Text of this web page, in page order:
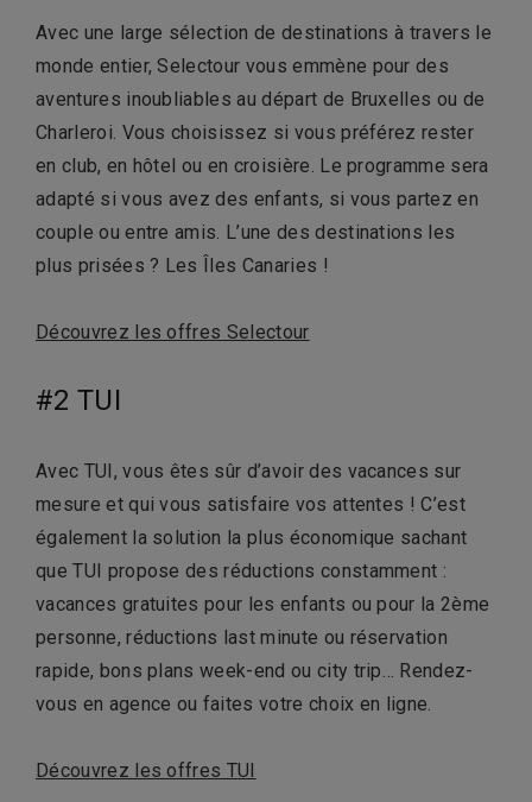
Avec une large sélection de destinations à travers le
monde entier, Selectour vous emmène pour des
aventures inoubliables au départ de Bruxelles ou de
Charleroi. Vous choisissez si vous préférez rester
en club, en hôtel ou en croisière. Le programme sera
adapté si vous avez des enfants, si vous partez en
couple ou entre amis. L’une des destinations les
plus prisées ? Les Îles Canaries !
Découvrez les offres Selectour
#2 TUI
Avec TUI, vous êtes sûr d’avoir des vacances sur
mesure et qui vous satisfaire vos attentes ! C’est
également la solution la plus économique sachant
que TUI propose des réductions constamment :
vacances gratuites pour les enfants ou pour la 2ème
personne, réductions last minute ou réservation
rapide, bons plans week-end ou city trip… Rendez-
vous en agence ou faites votre choix en ligne.
Découvrez les offres TUI